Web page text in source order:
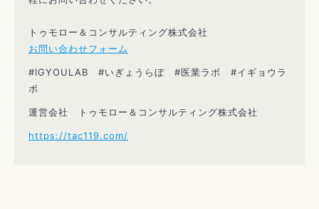
トゥモロー＆コンサルティング株式会社
お問い合わせフォーム
#IGYOULAB #いぎょうらぼ #医業ラボ #イギョウラ
ボ
運営会社 トゥモロー＆コンサルティング株式会社
https://tac119.com/